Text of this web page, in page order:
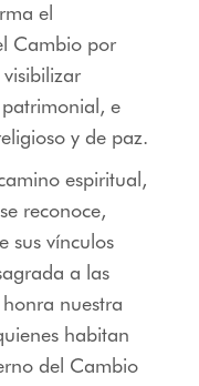
el
Cambio por
e
y de paz.
espiritual,
reconoce,
sus vínculos
a las
nuestra
habitan
del Cambio